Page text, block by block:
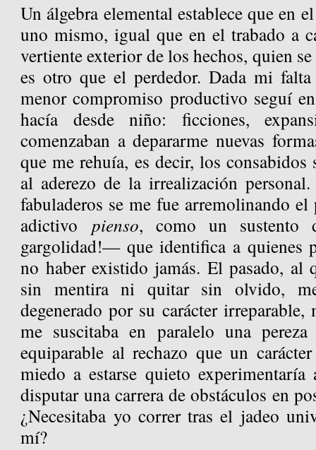
Un álgebra elemental establece que en
uno mismo, igual que en el trabado a
vertiente exterior de los hechos, quien
es otro que el perdedor. Dada mi
menor compromiso productivo seguí
hacía desde niño: ficciones,
comenzaban a depararme nuevas
que me rehuía, es decir, los consabidos
al aderezo de la irrealización personal.
fabuladeros se me fue arremolinando
adictivopienso, como un sustento
gargolidad!— que identifica a quienes
no haber existido jamás. El pasado, al
sin mentira ni quitar sin olvido,
degenerado por su carácter
me suscitaba en paralelo una
equiparable al rechazo que un
miedo a estarse quieto
disputar una carrera de obstáculos en
¿Necesitaba yo correr tras el jadeo
mí?